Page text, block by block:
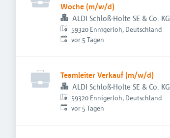
Woche (m/w/d)
ALDI Schloß-Holte SE & Co. KG
59320 Ennigerloh, Deutschland
Veröffentlicht:
vor 5 Tagen
Teamleiter Verkauf (m/w/d)
ALDI Schloß-Holte SE & Co. KG
59320 Ennigerloh, Deutschland
Veröffentlicht:
vor 5 Tagen